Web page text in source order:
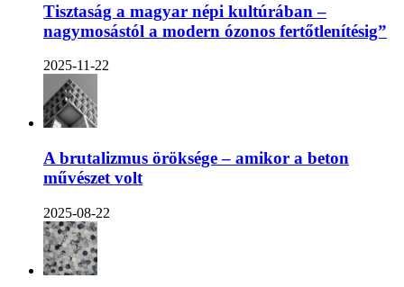
Tisztaság a magyar népi kultúrában –
nagymosástól a modern ózonos fertőtlenítésig”
2025-11-22
A brutalizmus öröksége – amikor a beton
művészet volt
2025-08-22